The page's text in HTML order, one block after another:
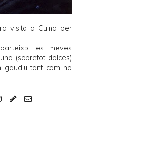
visita a Cuina per
les meves
(sobretot dolces)
gaudiu tant com ho